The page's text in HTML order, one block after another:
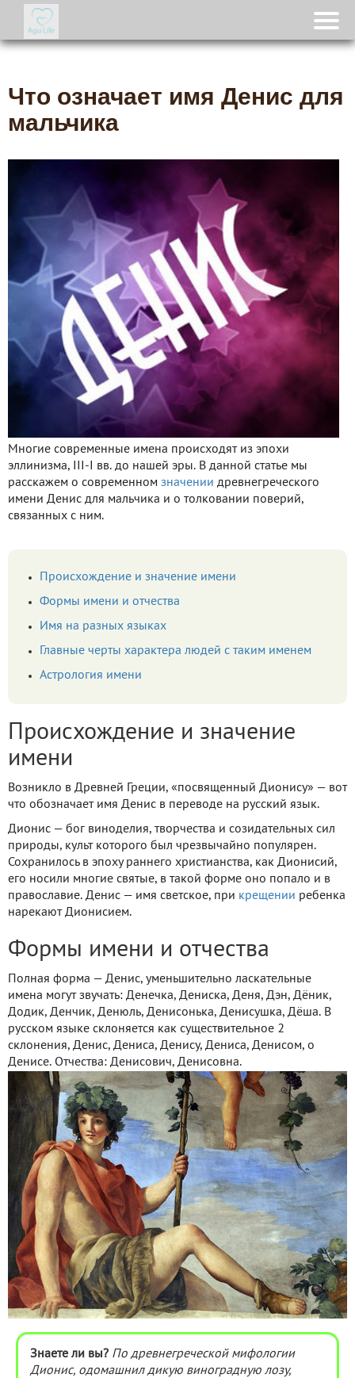
Что означает имя Денис для
мальчика
Многие современные имена происходят из эпохи
эллинизма, III-I вв. до нашей эры. В данной статье мы
расскажем о современном значении древнегреческого
имени Денис для мальчика и о толковании поверий,
связанных с ним.
Происхождение и значение имени
Формы имени и отчества
Имя на разных языках
Главные черты характера людей с таким именем
Астрология имени
Происхождение и значение
имени
Возникло в Древней Греции, «посвященный Дионису» — вот
что обозначает имя Денис в переводе на русский язык.
Дионис — бог виноделия, творчества и созидательных сил
природы, культ которого был чрезвычайно популярен.
Сохранилось в эпоху раннего христианства, как Дионисий,
его носили многие святые, в такой форме оно попало и в
православие. Денис — имя светское, при крещении ребенка
нарекают Дионисием.
Формы имени и отчества
Полная форма — Денис, уменьшительно ласкательные
имена могут звучать: Денечка, Дениска, Деня, Дэн, Дёник,
Додик, Денчик, Денюль, Денисонька, Денисушка, Дёша. В
русском языке склоняется как существительное 2
склонения, Денис, Дениса, Денису, Дениса, Денисом, о
Денисе. Отчества: Денисович, Денисовна.
Знаете ли вы? По древнегреческой мифологии
Дионис, одомашнил дикую виноградную лозу,